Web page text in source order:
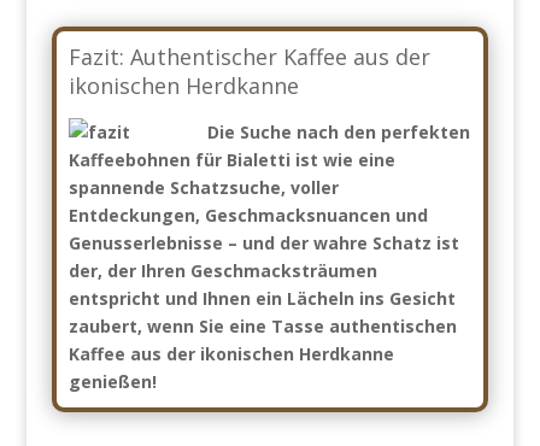
Fazit: Authentischer Kaffee aus der
ikonischen Herdkanne
Die Suche nach den perfekten
Kaffeebohnen für Bialetti ist wie eine
spannende Schatzsuche, voller
Entdeckungen, Geschmacksnuancen und
Genusserlebnisse – und der wahre Schatz ist
der, der Ihren Geschmacksträumen
entspricht und Ihnen ein Lächeln ins Gesicht
zaubert, wenn Sie eine Tasse authentischen
Kaffee aus der ikonischen Herdkanne
genießen!